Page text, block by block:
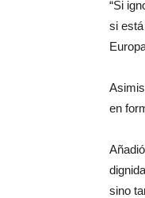
“Si
si
en
sino